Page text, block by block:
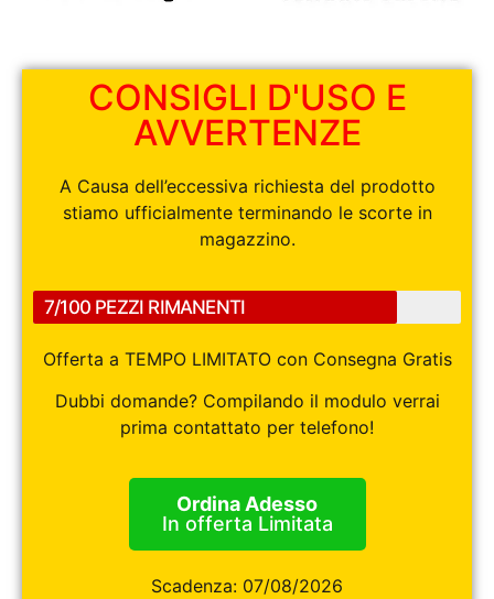
CONSIGLI D'USO E
AVVERTENZE
A Causa dell’eccessiva richiesta del prodotto
stiamo ufficialmente terminando le scorte in
magazzino.
7/100 PEZZI RIMANENTI
Offerta a TEMPO LIMITATO con Consegna Gratis
Dubbi domande? Compilando il modulo verrai
prima contattato per telefono!
Ordina Adesso
In offerta Limitata
Scadenza: 07/08/2026